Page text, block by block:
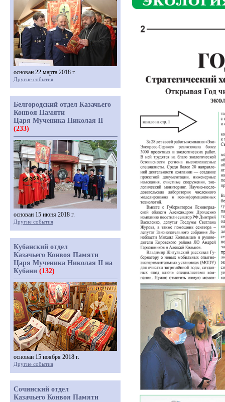
основан 22 марта 2018 г.
Другие события
Белгородский отдел Казачьего
Конвоя Памяти
Царя Мученика Николая II
(233)
основан 15 июня 2018 г.
Другие события
Кубанский отдел
Казачьего Конвоя Памяти
Царя Мученика Николая II на
Кубани (132)
основан 15 ноября 2018 г.
Другие события
Сочинский отдел
Казачьего Конвоя Памяти